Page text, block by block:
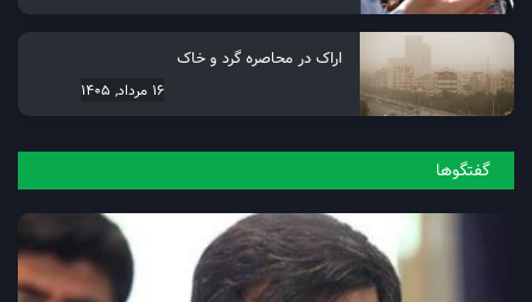
اراک در محاصره گرد و خاک
16 مرداد, 1405
گفتگو‌ها